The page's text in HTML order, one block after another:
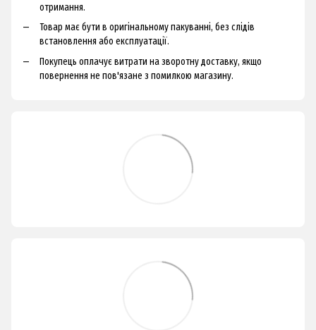
отримання.
Товар має бути в оригінальному пакуванні, без слідів
встановлення або експлуатації.
Покупець оплачує витрати на зворотну доставку, якщо
повернення не пов'язане з помилкою магазину.